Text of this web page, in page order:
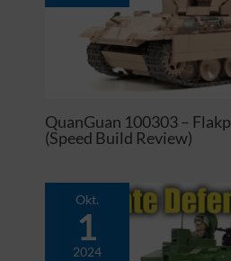
QuanGuan 100303 –
(Speed Build Review)
Okt.
1
2024